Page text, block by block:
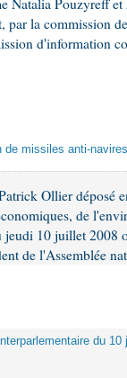
Natalia Pouzyreff
la commission
d'information
de missiles anti-
Ollier déposé
de
10 juillet 2008
de l'Assemblée
du